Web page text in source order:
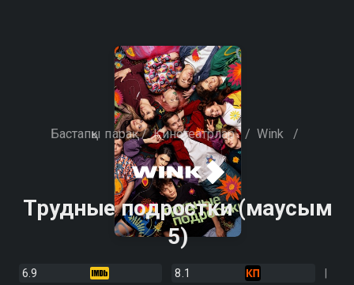
Бастапқы парақ / Кинотеатрлар / Wink /
Трудные подростки (маусым
5)
6.9
8.1